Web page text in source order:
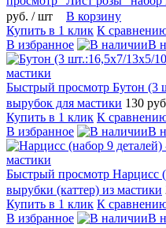
руб. / шт
В корзину
Купить в 1 клик К
В избранное
В
Быстрый просмотр Бутон (3
вырубок для мастики 130
Купить в 1 клик К
В избранное
В
Быстрый просмотр Нарцисс
вырубки (каттер) из мастики
Купить в 1 клик К
В избранное
В